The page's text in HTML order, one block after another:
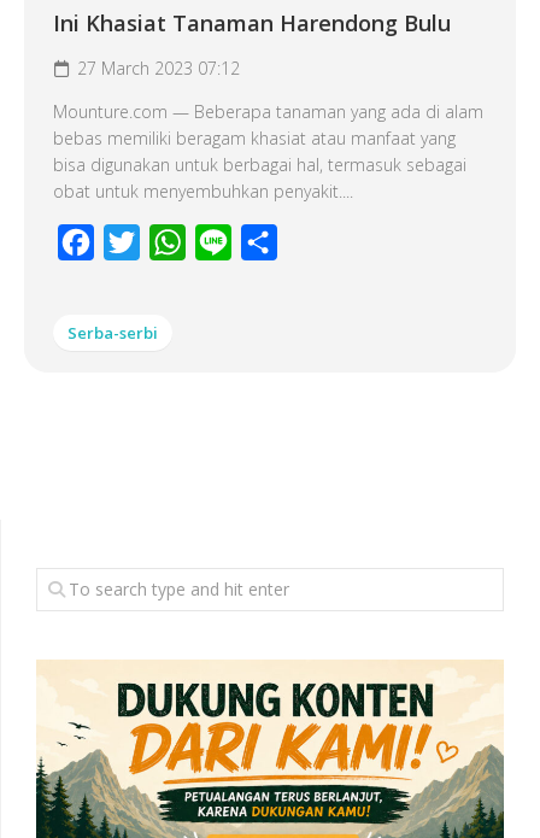
Ini Khasiat Tanaman Harendong Bulu
27 March 2023 07:12
Mounture.com — Beberapa tanaman yang ada di alam
bebas memiliki beragam khasiat atau manfaat yang
bisa digunakan untuk berbagai hal, termasuk sebagai
obat untuk menyembuhkan penyakit....
Facebook
Twitter WhatsApp
Line
Serba-serbi